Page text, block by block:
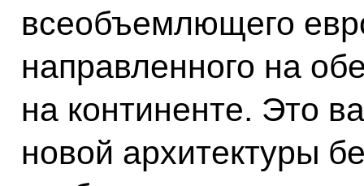
всеобъемлющего
направленного на
на континенте. Это
новой архитектуры